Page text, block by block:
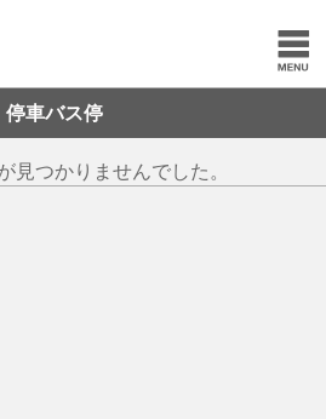
停車バス停
見つかりませんでした。